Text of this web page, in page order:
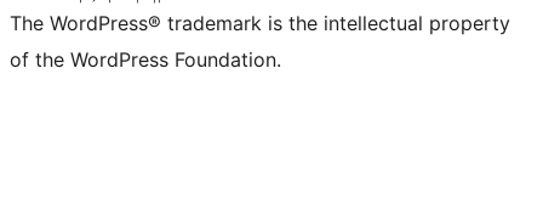
The WordPress® trademark is the intellectual property
of the WordPress Foundation.